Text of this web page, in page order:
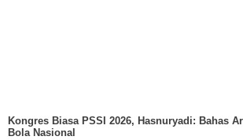
Kongres Biasa PSSI 2026, Hasnuryadi: Bahas
Bola Nasional